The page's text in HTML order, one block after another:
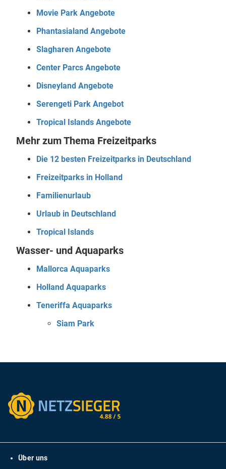
Movie Park Angebote
Phantasialand Angebote
Slagharen Angebote
Center Parcs Angebote
Disneyland Angebote
Serengeti Park Angebot
Tropical Islands Angebote
Mehr zum Thema Freizeitparks
Die 12 besten Freizeitparks in Deutschland
Freizeitparks in Holland
Familienurlaub
Urlaub in Deutschland
Tropical Islands
Wasser- und Aquaparks
Mallorca Aquaparks
Holland Aquaparks
Teneriffa Aquaparks
Siam Park
Über uns